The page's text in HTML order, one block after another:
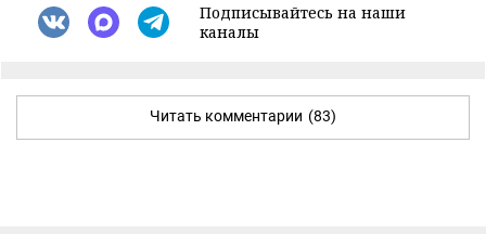
Подписывайтесь на наши
каналы
Читать комментарии (83)